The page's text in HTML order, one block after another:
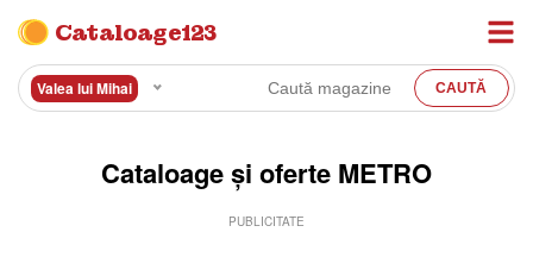
Cataloage123
Valea lui Mihai
Cataloage și oferte METRO
PUBLICITATE